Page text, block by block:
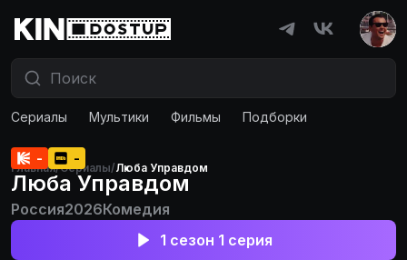
Сериалы Мультики Фильмы Подборки
Главная/Сериалы/Люба Управдом
- -
Люба Управдом
Россия2026Комедия
1 сезон 1 серия